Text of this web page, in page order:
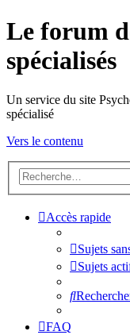
Le forum
spécialisés
Un service du site
spécialisé
Vers le contenu
Accès rapide
Sujets
Sujets
FAQ